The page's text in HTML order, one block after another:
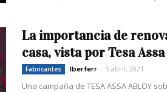
La importancia de
casa, vista por Tesa
Fabricantes Iberferr - 5 abril, 2021
Una campaña de TESA ASSA ABLOY